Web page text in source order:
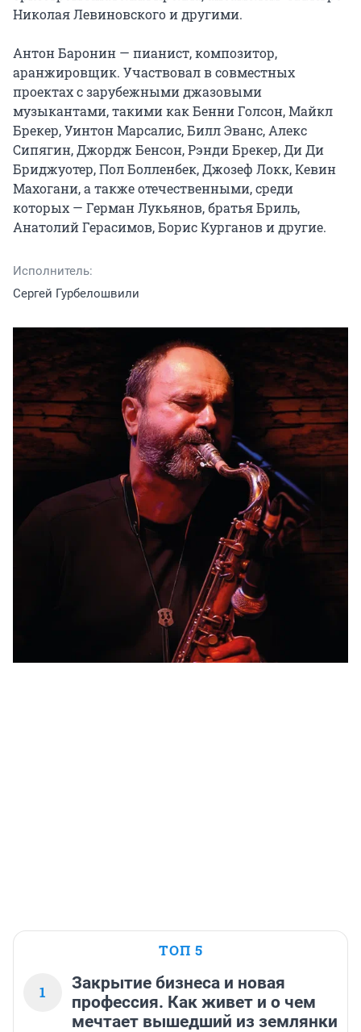
Николая Левиновского и другими.
Антон Баронин — пианист, композитор,
аранжировщик. Участвовал в совместных
проектах с зарубежными джазовыми
музыкантами, такими как Бенни Голсон, Майкл
Брекер, Уинтон Марсалис, Билл Эванс, Алекс
Сипягин, Джордж Бенсон, Рэнди Брекер, Ди Ди
Бриджуотер, Пол Болленбек, Джозеф Локк, Кевин
Махогани, а также отечественными, среди
которых — Герман Лукьянов, братья Бриль,
Анатолий Герасимов, Борис Курганов и другие.
Исполнитель:
Сергей Гурбелошвили
ТОП 5
1
Закрытие бизнеса и новая
профессия. Как живет и о чем
мечтает вышедший из землянки